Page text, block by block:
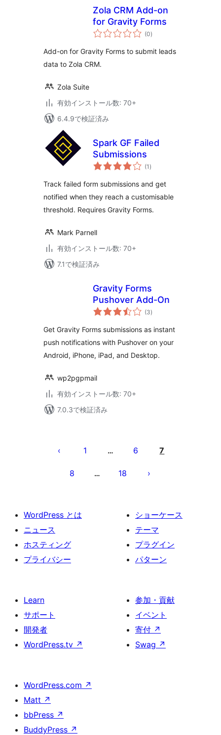
Zola CRM Add-on
for Gravity Forms
(0個
の
価
)
Add-on for Gravity Forms to submit leads
data to Zola CRM.
Zola Suite
有効インストール数: 70+
6.4.9で検証済み
Spark GF Failed
Submissions
(1 個
の
価
)
Track failed form submissions and get
notified when they reach a customisable
threshold. Requires Gravity Forms.
Mark Parnell
有効インストール数: 70+
7.1で検証済み
Gravity Forms
Pushover Add-On
(3個
の
価
)
Get Gravity Forms submissions as instant
push notifications with Pushover on your
Android, iPhone, iPad, and Desktop.
wp2pgpmail
有効インストール数: 70+
7.0.3で検証済み
送
り
1 … 6 7
8 … 18
WordPress とは
ニュース
ホスティング
プライバシー
ショーケース
テーマ
プラグイン
パターン
Learn
サポート
開発者
WordPress.tv ↗
参加・貢献
イベント
寄付 ↗
Swag ↗
WordPress.com ↗
Matt ↗
bbPress ↗
BuddyPress ↗